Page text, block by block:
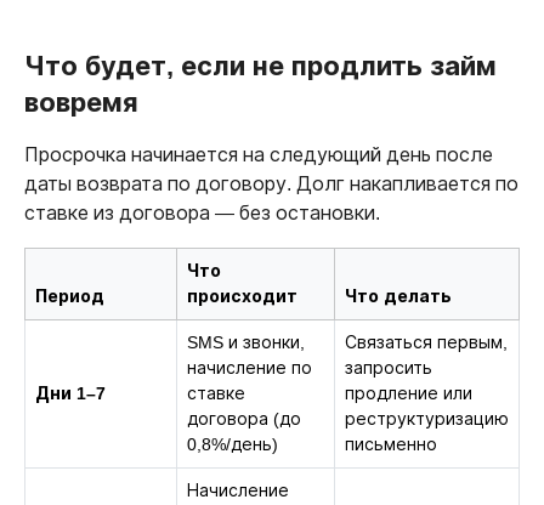
Что будет, если не продлить займ
вовремя
Просрочка начинается на следующий день после
даты возврата по договору. Долг накапливается по
ставке из договора — без остановки.
Период
Что
происходит
Что делать
Дни 1–7
SMS и звонки,
начисление по
ставке
договора (до
0,8%/день)
Связаться первым,
запросить
продление или
реструктуризацию
письменно
Начисление